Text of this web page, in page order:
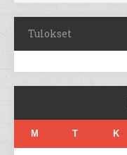
Tulokset
M T K